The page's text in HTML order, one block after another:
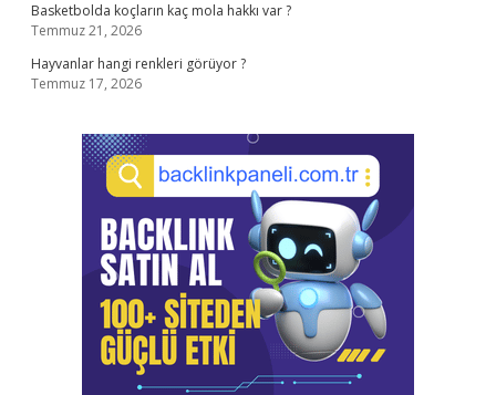
Basketbolda koçların kaç mola hakkı var ?
Temmuz 21, 2026
Hayvanlar hangi renkleri görüyor ?
Temmuz 17, 2026